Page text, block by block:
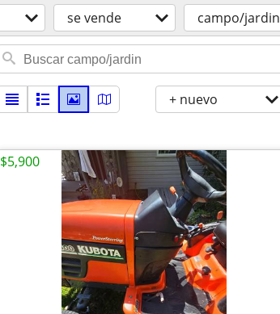
se vende campo/jardin
+ nuevo
$5,900